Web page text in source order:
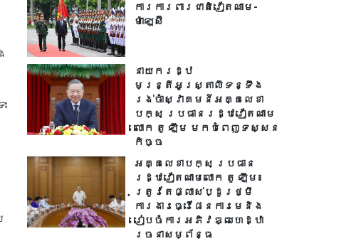
ការការពារជាតិវៀតណាម-
ម៉ាឡេស៊ី
នាយករដ្ឋ
មន្ត្រីអូស្ត្រាលីទន្ទឹង
រង់ចាំស្វាគមន៍អគ្គលេខា
បក្ស ប្រធានរដ្ឋវៀតណាម
លោក តូ ឡឹម មកបំពេញទស្សន
កិច្ច
អគ្គលេខាបក្ស ប្រធាន
រដ្ឋវៀតណាមលោក តូ ឡឹម៖
ត្រូវតែផ្លាស់ប្ដូរថ្មី
ការងារធ្វើផែនការមេនិង
រៀបចំការអភិវឌ្ឍហេដ្ឋា
រចនាសម្ព័ន្ធ